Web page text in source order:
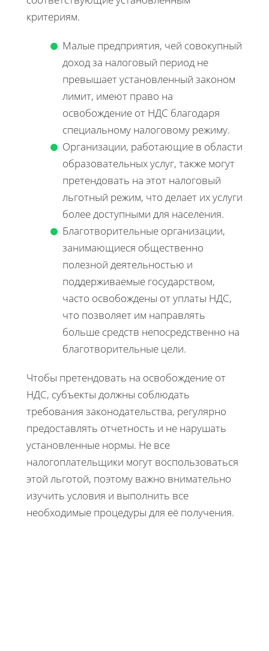
критериям.
Малые предприятия, чей совокупный
доход за налоговый период не
превышает установленный законом
лимит, имеют право на
освобождение от НДС благодаря
специальному налоговому режиму.
Организации, работающие в области
образовательных услуг, также могут
претендовать на этот налоговый
льготный режим, что делает их услуги
более доступными для населения.
Благотворительные организации,
занимающиеся общественно
полезной деятельностью и
поддерживаемые государством,
часто освобождены от уплаты НДС,
что позволяет им направлять
больше средств непосредственно на
благотворительные цели.
Чтобы претендовать на освобождение от
НДС, субъекты должны соблюдать
требования законодательства, регулярно
предоставлять отчетность и не нарушать
установленные нормы. Не все
налогоплательщики могут воспользоваться
этой льготой, поэтому важно внимательно
изучить условия и выполнить все
необходимые процедуры для её получения.